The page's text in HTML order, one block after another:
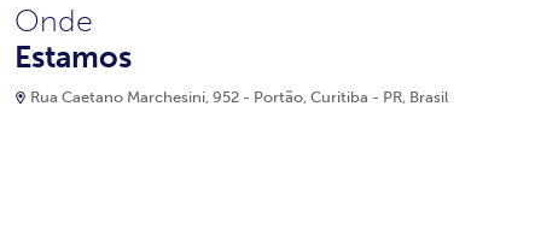
Onde
Estamos
Rua Caetano Marchesini, 952 - Portão, Curitiba - PR, Brasil